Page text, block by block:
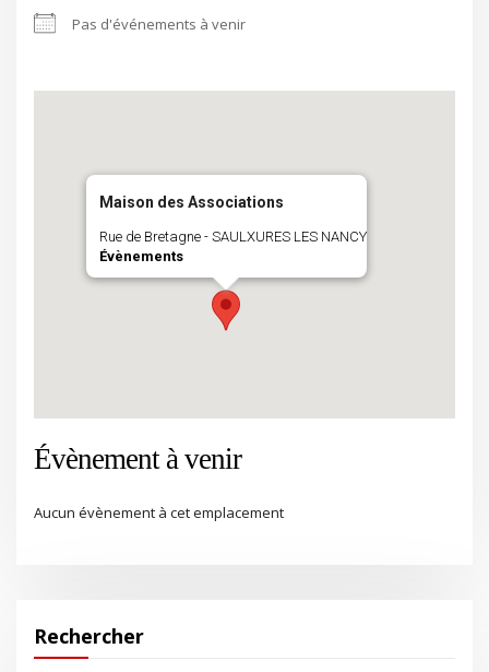
Pas d'événements à venir
Maison des Associations
Rue de Bretagne - SAULXURES LES NANCY
Évènements
Évènement à venir
Aucun évènement à cet emplacement
Rechercher